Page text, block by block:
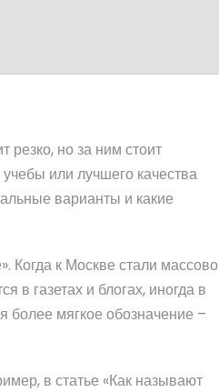
резко, но за ним стоит
или лучшего качества
варианты и какие
Когда к Москве стали массово
в газетах и блогах, иногда в
более мягкое обозначение –
в статье «Как называют